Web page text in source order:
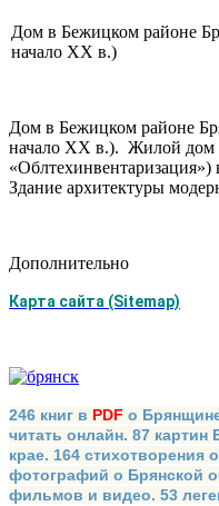
Дом в Бежицком районе
начало XX в.)
Дом в Бежицком районе
начало XX в.). Жилой дом
Здание архитектуры
Дополнительно
Карта сайта (Sitemap)
246 книг в PDF о
читать онлайн. 87
крае. 164 стихотворения
фотографий о Брянской
фильмов и видео. 53